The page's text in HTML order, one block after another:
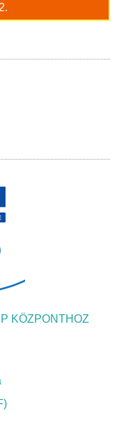
Klub
Egyesület
KÖZPONTHOZ